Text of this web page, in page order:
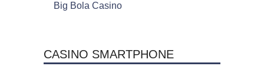
Big Bola Casino
CASINO SMARTPHONE